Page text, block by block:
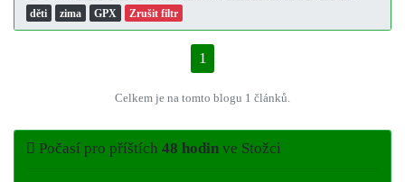
děti
zima GPX Zrušit filtr
1
Celkem je na tomto blogu 1 článků.
Počasí pro příštích 48 hodinve Stožci